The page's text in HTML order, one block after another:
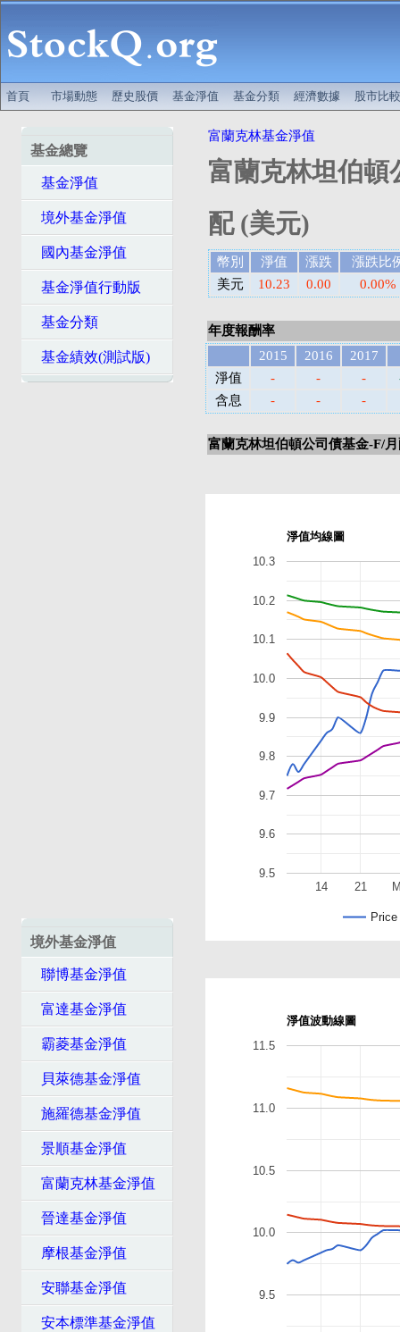
首頁 市場動態 歷史股價 基金淨值 基金分類 經濟數據 股市比較
基金總覽
基金淨值
境外基金淨值
國內基金淨值
基金淨值行動版
基金分類
基金績效(測試版)
境外基金淨值
聯博基金淨值
富達基金淨值
霸菱基金淨值
貝萊德基金淨值
施羅德基金淨值
景順基金淨值
富蘭克林基金淨值
晉達基金淨值
摩根基金淨值
安聯基金淨值
安本標準基金淨值
富蘭克林基金淨值
富蘭克林坦伯頓
配 (美元)
幣別 淨值 漲跌
漲跌比
美元
10.23 0.00 0.00%
年度報酬率
2015
2016
2017
淨值
- - -
含息
- - -
富蘭克林坦伯頓公司債基金-F/
淨值均線圖
Price
14 21
9.5
9.6
9.7
9.8
9.9
10.0
10.1
10.2
10.3
淨值波動線圖
9.5
10.0
10.5
11.0
11.5